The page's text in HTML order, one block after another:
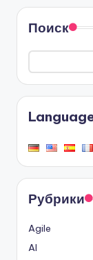
Поиск
Рубрики
Agile
AI